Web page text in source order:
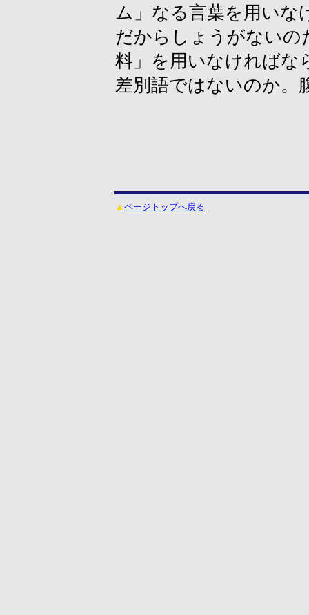
ム」なる言葉を用いな
だからしょうがないの
料」を用いなければな
差別語ではないのか。
▲ ページトップへ戻る